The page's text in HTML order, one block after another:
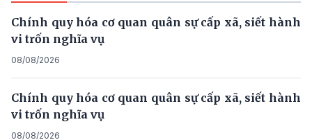
Chính quy hóa cơ quan quân sự cấp xã, siết hành
vi trốn nghĩa vụ
08/08/2026
Chính quy hóa cơ quan quân sự cấp xã, siết hành
vi trốn nghĩa vụ
08/08/2026